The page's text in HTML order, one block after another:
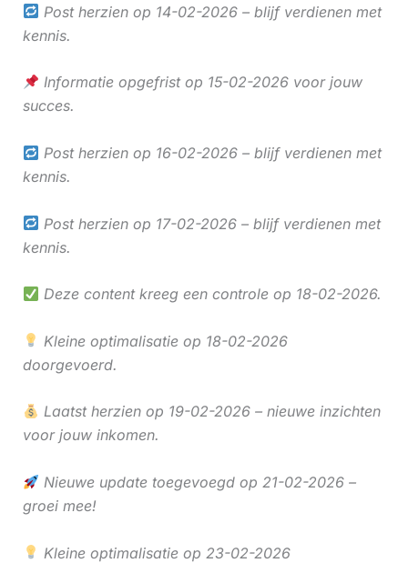
Post herzien op 14-02-2026 – blijf verdienen met
kennis.
Informatie opgefrist op 15-02-2026 voor jouw
succes.
Post herzien op 16-02-2026 – blijf verdienen met
kennis.
Post herzien op 17-02-2026 – blijf verdienen met
kennis.
Deze content kreeg een controle op 18-02-2026.
Kleine optimalisatie op 18-02-2026
doorgevoerd.
Laatst herzien op 19-02-2026 – nieuwe inzichten
voor jouw inkomen.
Nieuwe update toegevoegd op 21-02-2026 –
groei mee!
Kleine optimalisatie op 23-02-2026